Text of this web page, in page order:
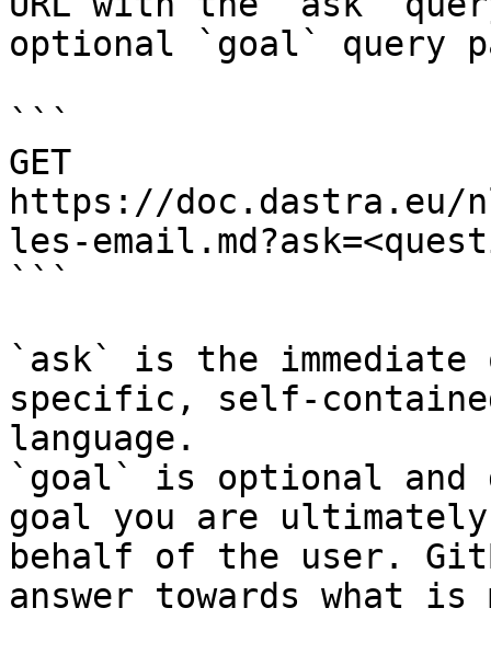
optional `goal` query
```
GET
https://doc.dastra.eu/
les-
```
`ask` is the
specific, self-
language.
`goal` is optional and
goal you are
behalf of the user.
answer towards what